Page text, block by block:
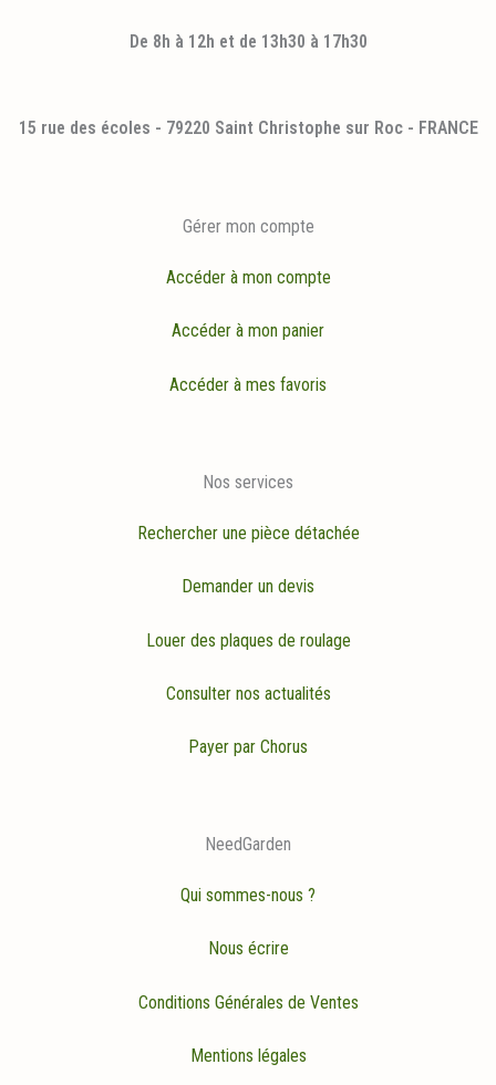
De 8h à 12h et de 13h30 à 17h30
15 rue des écoles - 79220 Saint Christophe sur Roc - FRANCE
Gérer mon compte
Accéder à mon compte
Accéder à mon panier
Accéder à mes favoris
Nos services
Rechercher une pièce détachée
Demander un devis
Louer des plaques de roulage
Consulter nos actualités
Payer par Chorus
NeedGarden
Qui sommes-nous ?
Nous écrire
Conditions Générales de Ventes
Mentions légales